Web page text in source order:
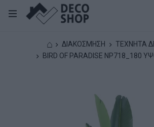
⌂ ΔΙΑΚΟΣΜΗΣΗ
ΤΕΧΝΗΤΑ
BIRD OF